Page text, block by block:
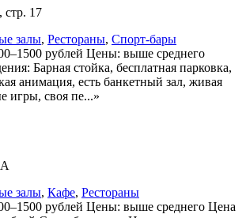
стр. 17
залы, Рестораны, Спорт-бары
рублей Цены: выше среднего
Барная стойка, бесплатная парковка,
анимация, есть банкетный зал, живая
игры, своя пе...»
залы, Кафе, Рестораны
рублей Цены: выше среднего Цена